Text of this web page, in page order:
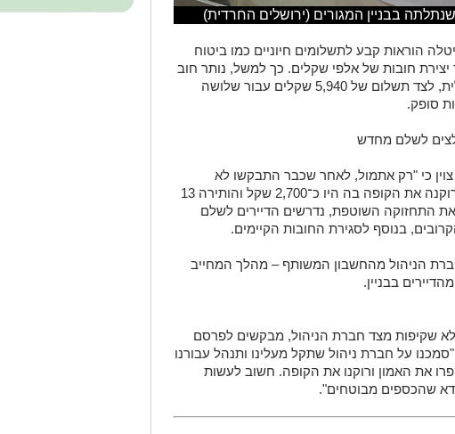
בבניין המגורים (ירושלים החרדית)
הוראות קבע לתשלומים חיוניים כמו ביטוח
חובות של אלפי שקלים. כך למשל, נותר חוב
של 1,454 שקלים לביטוח המעלית, לצד תשלום של 5,940 שקלים עבור שלושה
סופק.
לשלם מחדש
כי "רק אתמול, לאחר שכבר התבקשו לא
להיכנס לחשבון, חברת הניהול רוקנה את הקופה בה היו כ־2,700 שקל והותירה 13
התחזוקה השוטפת, נדרשים הדיירים לשלם
בנוסף לסגירת החובות הקיימים.
הניהול מהחשבון המשותף – מהלך המחייב
בבניין.
שקיפות מצד חברת הניהול, מבקשים לפרסם
על חברת ניהול שתקל מעלינו ותנהל עבורנו
את האמון ורוקנו את הקופה. חשוב לעשות
שהכספים מבוטחים".